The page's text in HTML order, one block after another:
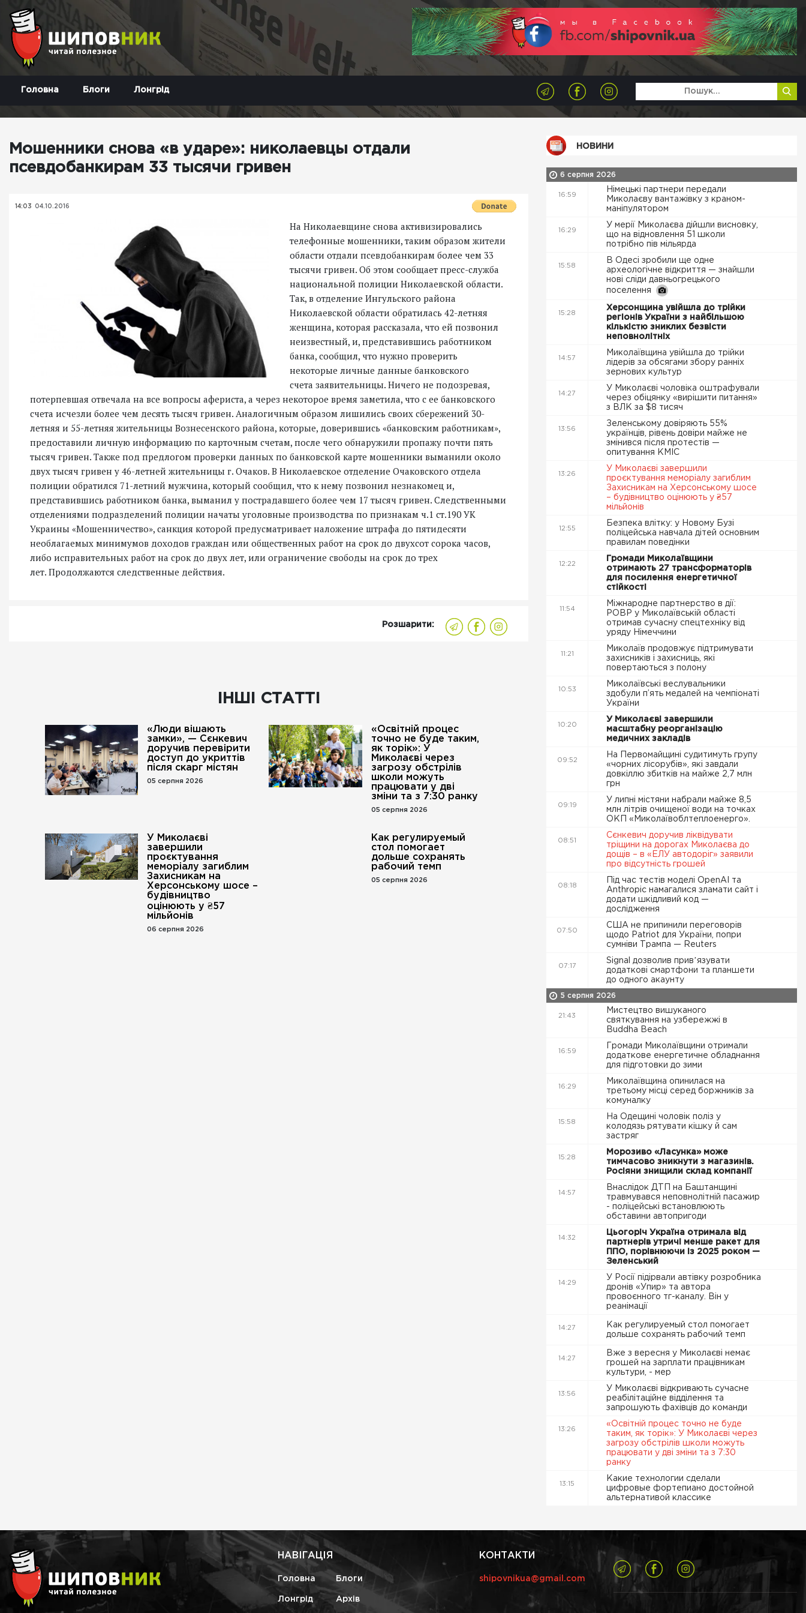
Головна Блоги Лонгрід
Мошенники снова «в ударе»: николаевцы отдали
псевдобанкирам 33 тысячи гривен
14:03 04.10.2016
На Николаевщине снова активизировались
телефонные мошенники, таким образом жители
области отдали псевдобанкирам более чем 33
тысячи гривен. Об этом сообщает пресс-служба
национальной полиции Николаевской области.
Так, в отделение Ингульского района
Николаевской области обратилась 42-летняя
женщина, которая рассказала, что ей позвонил
неизвестный, и, представившись работником
банка, сообщил, что нужно проверить
некоторые личные данные банковского
счета заявительницы. Ничего не подозревая,
потерпевшая отвечала на все вопросы афериста, а через некоторое время заметила, что с ее банковского
счета исчезли более чем десять тысяч гривен. Аналогичным образом лишились своих сбережений 30-
летняя и 55-летняя жительницы Вознесенского района, которые, доверившись «банковским работникам»,
предоставили личную информацию по карточным счетам, после чего обнаружили пропажу почти пять
тысяч гривен. Также под предлогом проверки данных по банковской карте мошенники выманили около
двух тысяч гривен у 46-летней жительницы г. Очаков. В Николаевское отделение Очаковского отдела
полиции обратился 71-летний мужчина, который сообщил, что к нему позвонил незнакомец и,
представившись работником банка, выманил у пострадавшего более чем 17 тысяч гривен. Следственными
отделениями подразделений полиции начаты уголовные производства по признакам ч.1 ст.190 УК
Украины «Мошенничество», санкция которой предусматривает наложение штрафа до пятидесяти
необлагаемых минимумов доходов граждан или общественных работ на срок до двухсот сорока часов,
либо исправительных работ на срок до двух лет, или ограничение свободы на срок до трех
лет. Продолжаются следственные действия.
Розшарити:
ІНШІ СТАТТІ
«Люди вішають
замки», — Сєнкевич
доручив перевірити
доступ до укриттів
після скарг містян
05 серпня 2026
«Освітній процес
точно не буде таким,
як торік»: У
Миколаєві через
загрозу обстрілів
школи можуть
працювати у дві
зміни та з 7:30 ранку
05 серпня 2026
У Миколаєві
завершили
проєктування
меморіалу загиблим
Захисникам на
Херсонському шосе –
будівництво
оцінюють у ₴57
мільйонів
06 серпня 2026
Как регулируемый
стол помогает
дольше сохранять
рабочий темп
05 серпня 2026
НОВИНИ
6 серпня 2026
16:59
Німецькі партнери передали
Миколаєву вантажівку з краном-
маніпулятором
16:29
У мерії Миколаєва дійшли висновку,
що на відновлення 51 школи
потрібно пів мільярда
15:58
В Одесі зробили ще одне
археологічне відкриття — знайшли
нові сліди давньогрецького
поселення
15:28
Херсонщина увійшла до трійки
регіонів України з найбільшою
кількістю зниклих безвісти
неповнолітніх
14:57
Миколаївщина увійшла до трійки
лідерів за обсягами збору ранніх
зернових культур
14:27
У Миколаєві чоловіка оштрафували
через обіцянку «вирішити питання»
з ВЛК за $8 тисяч
13:56
Зеленському довіряють 55%
українців, рівень довіри майже не
змінився після протестів —
опитування КМІС
13:26
У Миколаєві завершили
проєктування меморіалу загиблим
Захисникам на Херсонському шосе
– будівництво оцінюють у ₴57
мільйонів
12:55
Безпека влітку: у Новому Бузі
поліцейська навчала дітей основним
правилам поведінки
12:22
Громади Миколаївщини
отримають 27 трансформаторів
для посилення енергетичної
стійкості
11:54
Міжнародне партнерство в дії:
РОВР у Миколаївській області
отримав сучасну спецтехніку від
уряду Німеччини
11:21
Миколаїв продовжує підтримувати
захисників і захисниць, які
повертаються з полону
10:53
Миколаївські веслувальники
здобули п’ять медалей на чемпіонаті
України
10:20
У Миколаєві завершили
масштабну реорганізацію
медичних закладів
09:52
На Первомайщині судитимуть групу
«чорних лісорубів», які завдали
довкіллю збитків на майже 2,7 млн
грн
09:19
У липні містяни набрали майже 8,5
млн літрів очищеної води на точках
ОКП «Миколаївоблтеплоенерго».
08:51
Сєнкевич доручив ліквідувати
тріщини на дорогах Миколаєва до
дощів – в «ЕЛУ автодоріг» заявили
про відсутність грошей
08:18
Під час тестів моделі OpenAI та
Anthropic намагалися зламати сайт і
додати шкідливий код —
дослідження
07:50
США не припинили переговорів
щодо Patriot для України, попри
сумніви Трампа — Reuters
07:17
Signal дозволив привʼязувати
додаткові смартфони та планшети
до одного акаунту
5 серпня 2026
21:43
Мистецтво вишуканого
святкування на узбережжі в
Buddha Beach
16:59
Громади Миколаївщини отримали
додаткове енергетичне обладнання
для підготовки до зими
16:29
Миколаївщина опинилася на
третьому місці серед боржників за
комуналку
15:58
На Одещині чоловік поліз у
колодязь рятувати кішку й сам
застряг
15:28
Морозиво «Ласунка» може
тимчасово зникнути з магазинів.
Росіяни знищили склад компанії
14:57
Внаслідок ДТП на Баштанщині
травмувався неповнолітній пасажир
- поліцейські встановлюють
обставини автопригоди
14:32
Цьогоріч Україна отримала від
партнерів утричі менше ракет для
ППО, порівнюючи із 2025 роком —
Зеленський
14:29
У Росії підірвали автівку розробника
дронів «Упир» та автора
провоєнного тг-каналу. Він у
реанімації
14:27
Как регулируемый стол помогает
дольше сохранять рабочий темп
14:27
Вже з вересня у Миколаєві немає
грошей на зарплати працівникам
культури, - мер
13:56
У Миколаєві відкривають сучасне
реабілітаційне відділення та
запрошують фахівців до команди
13:26
«Освітній процес точно не буде
таким, як торік»: У Миколаєві через
загрозу обстрілів школи можуть
працювати у дві зміни та з 7:30
ранку
13:15
Какие технологии сделали
цифровые фортепиано достойной
альтернативой классике
НАВІГАЦІЯ
Головна Блоги
Лонгрід Архів
КОНТАКТИ
shipovnikua@gmail.com